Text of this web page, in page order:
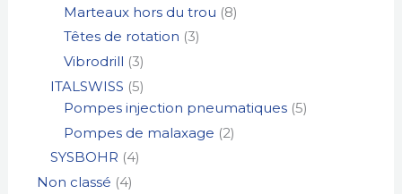
Marteaux hors du trou 8
Têtes de rotation 3
Vibrodrill 3
ITALSWISS 5
Pompes injection pneumatiques 5
Pompes de malaxage 2
SYSBOHR 4
Non classé 4